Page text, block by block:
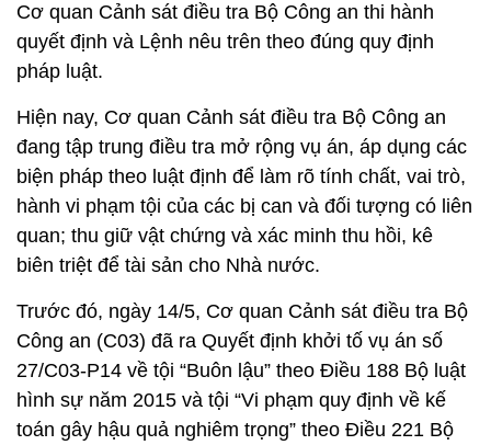
Cơ quan Cảnh sát điều tra Bộ Công an thi hành
quyết định và Lệnh nêu trên theo đúng quy định
pháp luật.
Hiện nay, Cơ quan Cảnh sát điều tra Bộ Công an
đang tập trung điều tra mở rộng vụ án, áp dụng các
biện pháp theo luật định để làm rõ tính chất, vai trò,
hành vi phạm tội của các bị can và đối tượng có liên
quan; thu giữ vật chứng và xác minh thu hồi, kê
biên triệt để tài sản cho Nhà nước.
Trước đó, ngày 14/5, Cơ quan Cảnh sát điều tra Bộ
Công an (C03) đã ra Quyết định khởi tố vụ án số
27/C03-P14 về tội “Buôn lậu” theo Điều 188 Bộ luật
hình sự năm 2015 và tội “Vi phạm quy định về kế
toán gây hậu quả nghiêm trọng” theo Điều 221 Bộ